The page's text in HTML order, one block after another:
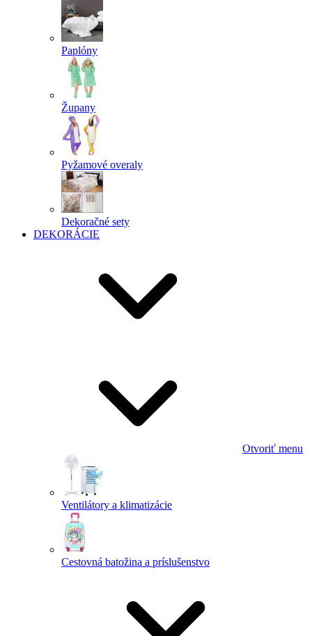
Paplóny
Župany
Pyžamové overaly
Dekoračné sety
DEKORÁCIE
Otvoriť menu
Ventilátory a klimatizácie
Cestovná batožina a príslušenstvo